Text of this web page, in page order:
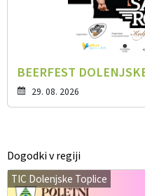
BEERFEST
29. 08. 2026
Dogodki v regiji
TIC Dolenjske Toplice